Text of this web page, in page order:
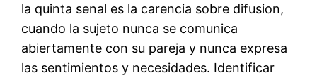
la quinta senal es la carencia sobre difusion,
cuando la sujeto nunca se comunica
abiertamente con su pareja y nunca expresa
las sentimientos y necesidades. Identificar